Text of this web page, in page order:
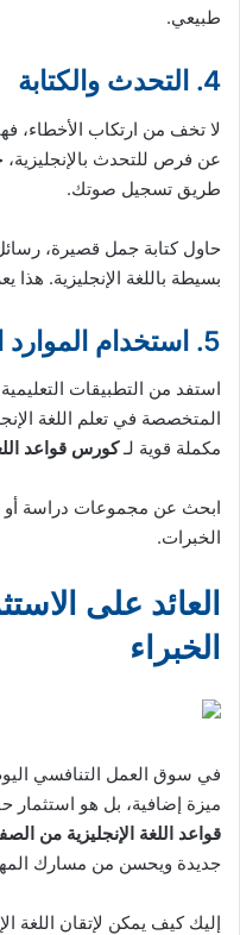
طبيعي.
4. التحدث والكتابة
لا تخف من ارتكاب الأخطاء،
عن فرص للتحدث
طريق تسجيل صوتك.
حاول كتابة جمل قصيرة،
بسيطة باللغة الإنجليزية.
5. استخدام الموارد المتاحة
استفد من التطبيقات
المتخصصة في تعلم اللغة
مكملة قوية لـكورس قواعد
ابحث عن مجموعات دراسة أو
الخبرات.
العائد على
الخبراء
في سوق العمل التنافسي
ميزة إضافية، بل هو استثمار
قواعد اللغة الإنجليزية من
جديدة ويحسن من مسارك
إليك كيف يمكن لإتقان اللغة